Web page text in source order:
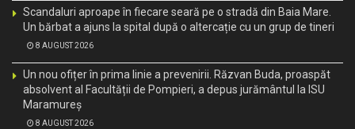
Scandaluri aproape în fiecare seară pe o stradă din Baia Mare.
Un bărbat a ajuns la spital după o altercație cu un grup de tineri
8 AUGUST 2026
Un nou ofițer în prima linie a prevenirii. Răzvan Buda, proaspăt
absolvent al Facultății de Pompieri, a depus jurământul la ISU
Maramureș
8 AUGUST 2026